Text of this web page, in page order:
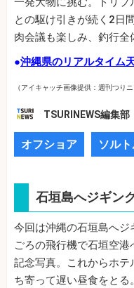
との駆け引きが続く2日
肉会議も楽しみ、釣行全
●沖縄県のリアルタイム
（アイキャッチ画像提供：週刊つり
TSURINEWS編集部
オフショア ソル
石垣島へジギン
今回は沖縄の石垣島へ
ごろの飛行機で石垣空
記念写真。これからホ
ち寄って遅い昼食をとる。